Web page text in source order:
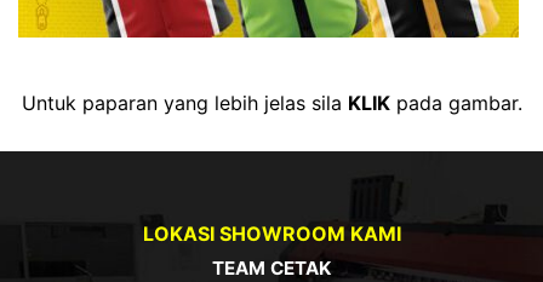
Untuk paparan yang lebih jelas sila KLIKpada gambar.
LOKASI SHOWROOM KAMI
TEAM CETAK